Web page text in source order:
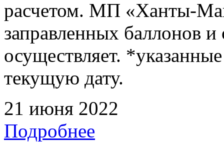
расчетом. МП «Ханты-
заправленных баллонов
осуществляет.
текущую дату.
21 июня 2022
Подробнее